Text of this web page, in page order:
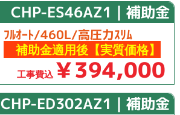
CHP-ES46AZ1｜補助金
ﾌﾙｵｰﾄ/460L/高圧力ｽﾘﾑ
補助金適用後【実質価格】
工事費込 ￥394,000
CHP-ED302AZ1｜補助金